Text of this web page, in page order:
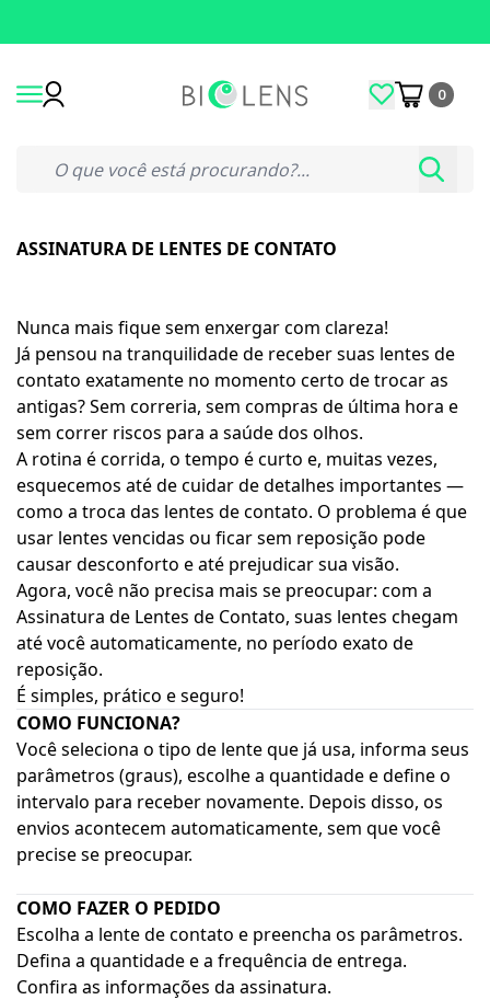
0
ASSINATURA DE LENTES DE CONTATO
Nunca mais fique sem enxergar com clareza!
Já pensou na tranquilidade de receber suas lentes de
contato exatamente no momento certo de trocar as
antigas? Sem correria, sem compras de última hora e
sem correr riscos para a saúde dos olhos.
A rotina é corrida, o tempo é curto e, muitas vezes,
esquecemos até de cuidar de detalhes importantes —
como a troca das lentes de contato. O problema é que
usar lentes vencidas ou ficar sem reposição pode
causar desconforto e até prejudicar sua visão.
Agora, você não precisa mais se preocupar: com a
Assinatura de Lentes de Contato, suas lentes chegam
até você automaticamente, no período exato de
reposição.
É simples, prático e seguro!
COMO FUNCIONA?
Você seleciona o tipo de lente que já usa, informa seus
parâmetros (graus), escolhe a quantidade e define o
intervalo para receber novamente. Depois disso, os
envios acontecem automaticamente, sem que você
precise se preocupar.
COMO FAZER O PEDIDO
Escolha a lente de contato e preencha os parâmetros.
Defina a quantidade e a frequência de entrega.
Confira as informações da assinatura.